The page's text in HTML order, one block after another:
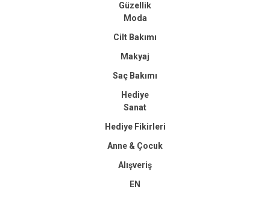
Güzellik
Moda
Cilt Bakımı
Makyaj
Saç Bakımı
Hediye
Sanat
Hediye Fikirleri
Anne & Çocuk
Alışveriş
EN